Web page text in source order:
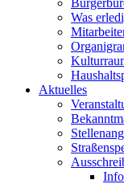
Was
Aktuelles